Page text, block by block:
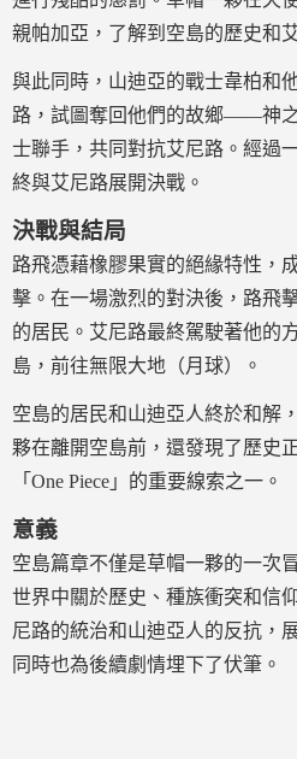
親帕加亞，了解到空島的歷史和
與此同時，山迪亞的戰士韋柏和
路，試圖奪回他們的故鄉——神
士聯手，共同對抗艾尼路。經過
終與艾尼路展開決戰。
決戰與結局
路飛憑藉橡膠果實的絕緣特性，
擊。在一場激烈的對決後，路飛
的居民。艾尼路最終駕駛著他的
島，前往無限大地（月球）。
空島的居民和山迪亞人終於和解
夥在離開空島前，還發現了歷史
「One Piece」的重要線索之一。
意義
空島篇章不僅是草帽一夥的一次
世界中關於歷史、種族衝突和信
尼路的統治和山迪亞人的反抗，
同時也為後續劇情埋下了伏筆。